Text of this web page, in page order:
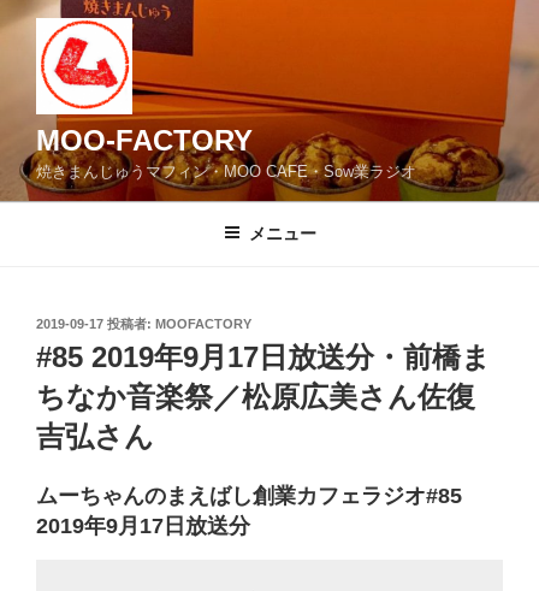
MOO-FACTORY
焼きまんじゅうマフィン・MOO CAFE・Sow業ラジオ
メニュー
投
稿
日:
2019-09-17 投稿者: MOOFACTORY
#85 2019年9月17日放送分・前橋ま
ちなか音楽祭／松原広美さん佐復
吉弘さん
ムーちゃんのまえばし創業カフェラジオ#85
2019年9月17日放送分